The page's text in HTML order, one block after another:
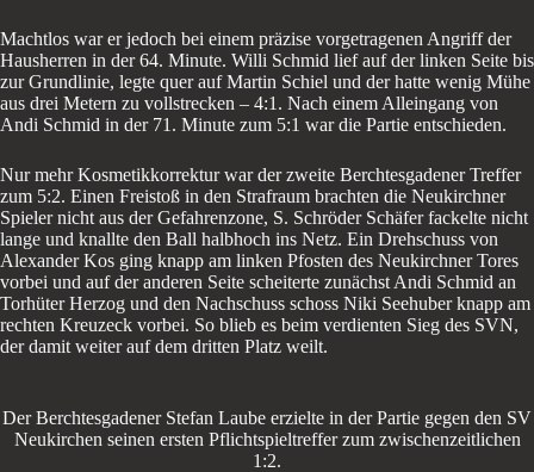
Machtlos war er jedoch bei einem präzise vorgetragenen Angriff der
Hausherren in der 64. Minute. Willi Schmid lief auf der linken Seite bis
zur Grundlinie, legte quer auf Martin Schiel und der hatte wenig Mühe
aus drei Metern zu vollstrecken – 4:1. Nach einem Alleingang von
Andi Schmid in der 71. Minute zum 5:1 war die Partie entschieden.
Nur mehr Kosmetikkorrektur war der zweite Berchtesgadener Treffer
zum 5:2. Einen Freistoß in den Strafraum brachten die Neukirchner
Spieler nicht aus der Gefahrenzone, S. Schröder Schäfer fackelte nicht
lange und knallte den Ball halbhoch ins Netz. Ein Drehschuss von
Alexander Kos ging knapp am linken Pfosten des Neukirchner Tores
vorbei und auf der anderen Seite scheiterte zunächst Andi Schmid an
Torhüter Herzog und den Nachschuss schoss Niki Seehuber knapp am
rechten Kreuzeck vorbei. So blieb es beim verdienten Sieg des SVN,
der damit weiter auf dem dritten Platz weilt.
Der Berchtesgadener Stefan Laube erzielte in der Partie gegen den SV
Neukirchen seinen ersten Pflichtspieltreffer zum zwischenzeitlichen
1:2.